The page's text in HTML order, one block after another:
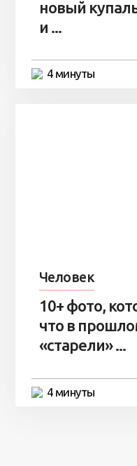
новый
и ...
4 минуты
Человек
10+ фото,
что в
«старели» ...
4 минуты